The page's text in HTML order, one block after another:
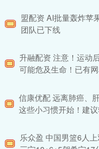
盟配资 AI批量轰炸苹
团队已下线
升融配资 注意！运动
可能危及生命！已有
信康优配 远离肺癌、
这些小习惯开始！建
乐众盈 中国男篮6人